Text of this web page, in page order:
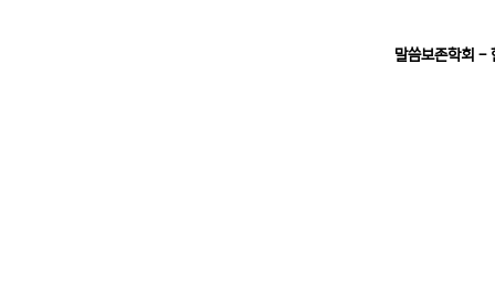
말씀보존학회 -